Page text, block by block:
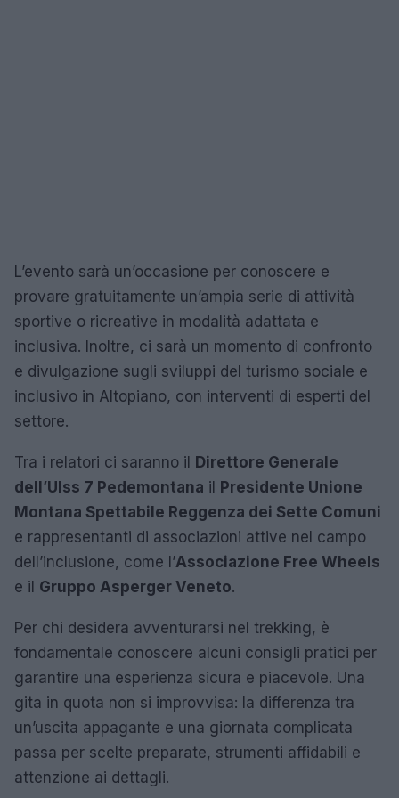
L’evento sarà un’occasione per conoscere e
provare gratuitamente un’ampia serie di attività
sportive o ricreative in modalità adattata e
inclusiva. Inoltre, ci sarà un momento di confronto
e divulgazione sugli sviluppi del turismo sociale e
inclusivo in Altopiano, con interventi di esperti del
settore.
Tra i relatori ci saranno il
Direttore Generale
dell’Ulss 7 Pedemontana il
Presidente Unione
Montana Spettabile Reggenza dei Sette Comuni
e rappresentanti di associazioni attive nel campo
dell’inclusione, come l’Associazione Free Wheels
e il Gruppo Asperger Veneto.
Per chi desidera avventurarsi nel trekking, è
fondamentale conoscere alcuni consigli pratici per
garantire una esperienza sicura e piacevole. Una
gita in quota non si improvvisa: la differenza tra
un’uscita appagante e una giornata complicata
passa per scelte preparate, strumenti affidabili e
attenzione ai dettagli.